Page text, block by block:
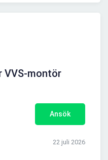
VVS-montör
Ansök
22 juli 2026